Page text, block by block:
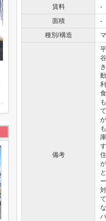
賃料
-
面積
-
種別/構造
備考